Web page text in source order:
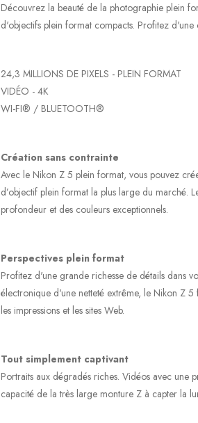
Découvrez la beauté de la photographie plein
d'objectifs plein format compacts. Profitez
24,3 MILLIONS DE PIXELS - PLEIN FORMAT
VIDÉO - 4K
WI-FI® / BLUETOOTH®
Création sans contrainte
Avec le Nikon Z 5 plein format, vous pouvez
d’objectif plein format la plus large du marché.
profondeur et des couleurs exceptionnels.
Perspectives plein format
Profitez d'une grande richesse de détails dans
électronique d'une netteté extrême, le Nikon Z
les impressions et les sites Web.
Tout simplement captivant
Portraits aux dégradés riches. Vidéos avec
capacité de la très large monture Z à capter la